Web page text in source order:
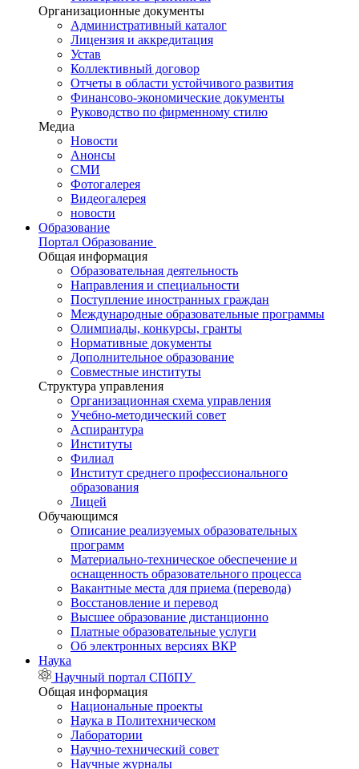
Организационные документы
Административный каталог
Лицензия и аккредитация
Устав
Коллективный договор
Отчеты в области устойчивого развития
Финансово-экономические документы
Руководство по фирменному стилю
Медиа
Новости
Анонсы
СМИ
Фотогалерея
Видеогалерея
новости
Образование
Портал Образование
Общая информация
Образовательная деятельность
Направления и специальности
Поступление иностранных граждан
Международные образовательные программы
Олимпиады, конкурсы, гранты
Нормативные документы
Дополнительное образование
Совместные институты
Структура управления
Организационная схема управления
Учебно-методический совет
Аспирантура
Институты
Филиал
Институт среднего профессионального
образования
Лицей
Обучающимся
Описание реализуемых образовательных
программ
Материально-техническое обеспечение и
оснащенность образовательного процесса
Вакантные места для приема (перевода)
Восстановление и перевод
Высшее образование дистанционно
Платные образовательные услуги
Об электронных версиях ВКР
Наука
Научный портал СПбПУ
Общая информация
Национальные проекты
Наука в Политехническом
Лаборатории
Научно-технический совет
Научные журналы